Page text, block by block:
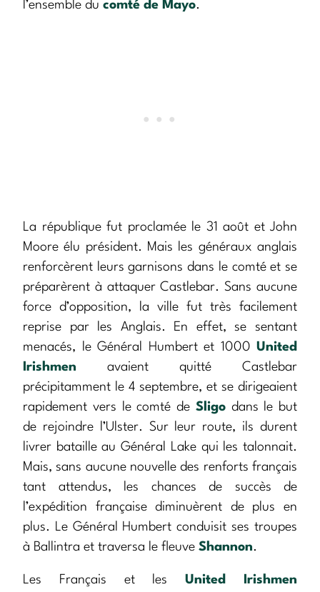
l’ensemble du comté de Mayo.
La république fut proclamée le 31 août et John
Moore élu président. Mais les généraux anglais
renforcèrent leurs garnisons dans le comté et se
préparèrent à attaquer Castlebar. Sans aucune
force d’opposition, la ville fut très facilement
reprise par les Anglais. En effet, se sentant
menacés, le Général Humbert et 1000 United
Irishmen avaient quitté Castlebar
précipitamment le 4 septembre, et se dirigeaient
rapidement vers le comté de Sligodans le but
de rejoindre l’Ulster. Sur leur route, ils durent
livrer bataille au Général Lake qui les talonnait.
Mais, sans aucune nouvelle des renforts français
tant attendus, les chances de succès de
l’expédition française diminuèrent de plus en
plus. Le Général Humbert conduisit ses troupes
à Ballintra et traversa le fleuve Shannon.
Les Français et lesUnited Irishmen